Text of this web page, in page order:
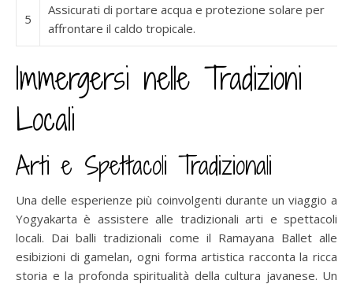
5
Assicurati di portare acqua e protezione solare per
affrontare il caldo tropicale.
Immergersi nelle Tradizioni
Locali
Arti e Spettacoli Tradizionali
Una delle esperienze più coinvolgenti durante un viaggio a
Yogyakarta è assistere alle tradizionali arti e spettacoli
locali. Dai balli tradizionali come il Ramayana Ballet alle
esibizioni di gamelan, ogni forma artistica racconta la ricca
storia e la profonda spiritualità della cultura javanese. Un